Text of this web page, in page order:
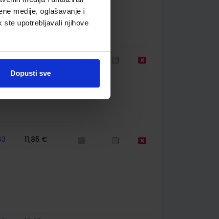
medije, oglašavanje i
ste upotrebljavali njihove
Dopusti sve
13,60 €
11,85 €